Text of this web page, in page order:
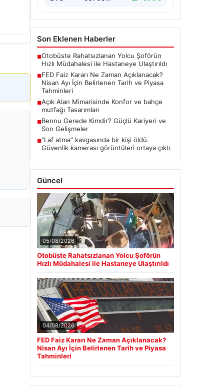
Son Eklenen Haberler
■Otobüste Rahatsızlanan Yolcu Şoförün
Hızlı Müdahalesi ile Hastaneye Ulaştırıldı
■FED Faiz Kararı Ne Zaman Açıklanacak?
Nisan Ayı İçin Belirlenen Tarih ve Piyasa
Tahminleri
■Açık Alan Mimarisinde Konfor ve bahçe
mutfağı Tasarımları
■Bennu Gerede Kimdir? Güçlü Kariyeri ve
Son Gelişmeler
■“Laf atma” kavgasında bir kişi öldü.
Güvenlik kamerası görüntüleri ortaya çıktı
Güncel
05/08/2026
Otobüste Rahatsızlanan Yolcu Şoförün
Hızlı Müdahalesi ile Hastaneye Ulaştırıldı
04/08/2026
FED Faiz Kararı Ne Zaman Açıklanacak?
Nisan Ayı İçin Belirlenen Tarih ve Piyasa
Tahminleri